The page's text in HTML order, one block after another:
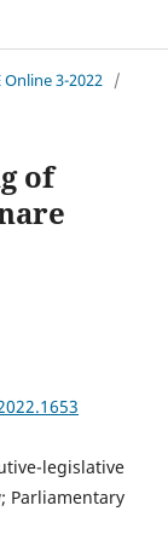
Online 3-2022 /
of
legislative
Parliamentary